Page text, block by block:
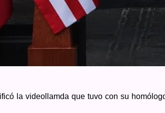
la videollamda que tuvo con su